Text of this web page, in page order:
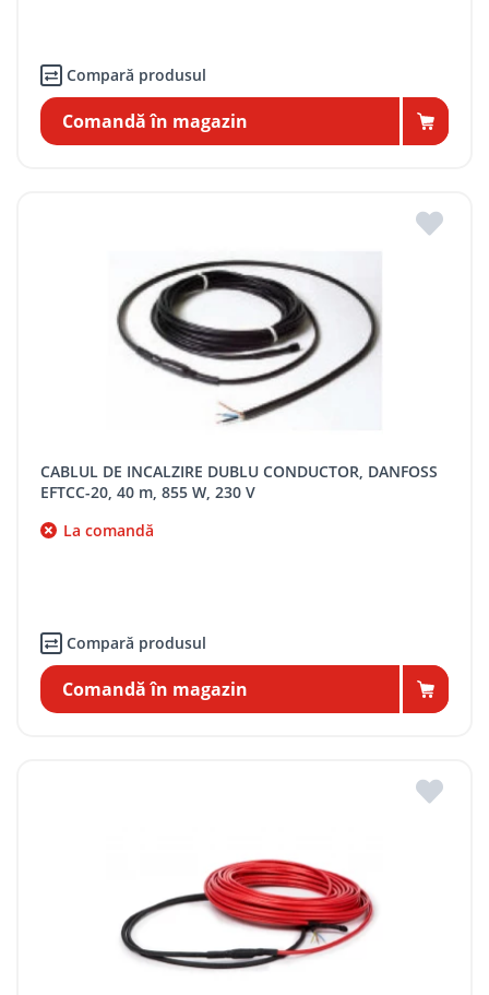
Compară produsul
Comandă în magazin
CABLUL DE INCALZIRE DUBLU CONDUCTOR, DANFOSS
EFTCC-20, 40 m, 855 W, 230 V
La comandă
Compară produsul
Comandă în magazin